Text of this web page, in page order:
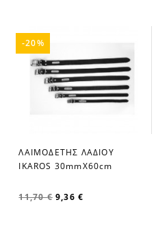
ΛΑΙΜΟΔΕΤΗΣ ΛΑΔΙΟΥ
IKAROS 30mmX60cm
11,70 € 9,36 €
-20%